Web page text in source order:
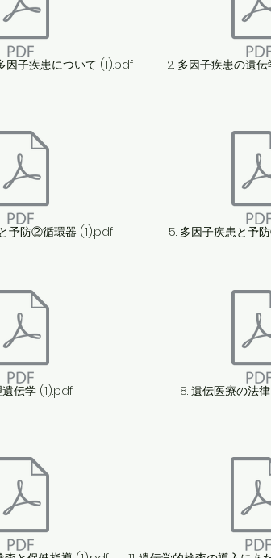
因子疾患について (1).pdf
予防②循環器 (1).pdf
遺伝学 (1).pdf
2. 多因子疾患の遺
5. 多因子疾患と予
8. 遺伝医療の法